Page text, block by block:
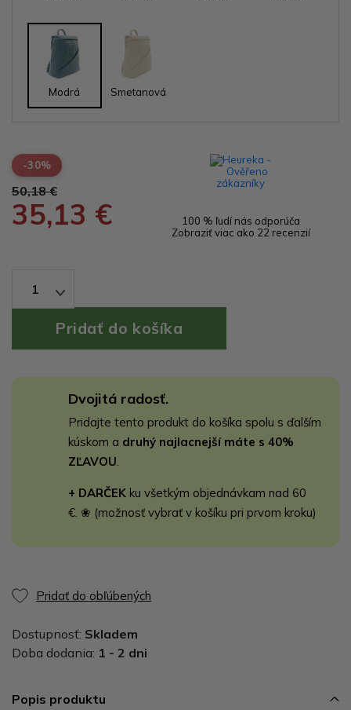
Modrá Smetanová
-30%
50,18 €
35,13 €
100 % ľudí nás odporúča
Zobraziť viac ako 22 recenzií
1
Dvojitá radosť.
Pridajte tento produkt do košíka spolu s ďalším
kúskom a druhý najlacnejší máte s 40%
ZĽAVOU
+ DARČEK ku všetkým objednávkam nad 60
€. ❀ (možnosť vybrať v košíku pri prvom kroku)
Pridať do obľúbených
Dostupnosť: Skladem
Doba dodania: 1 - 2 dni
Popis produktu